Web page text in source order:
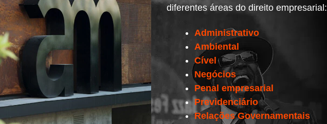
diferentes áreas do direito empresarial:
Administrativo
Ambiental
Cível
Negócios
Penal empresarial
Previdenciário
Relações Governamentais